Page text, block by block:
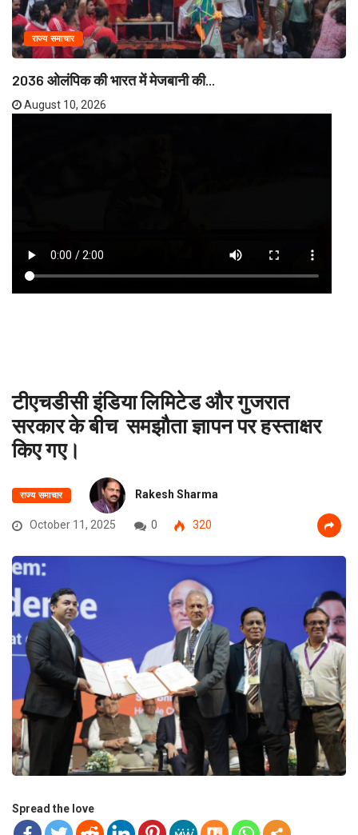
राज्य समाचार
2036 ओलंपिक की भारत में मेजबानी की...
August 10, 2026
टीएचडीसी इंडिया लिमिटेड और गुजरात
सरकार के बीच समझौता ज्ञापन पर हस्ताक्षर
किए गए।
राज्य समाचार Rakesh Sharma
October 11, 2025 0 320
Spread the love